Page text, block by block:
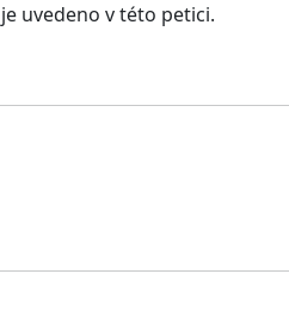
uvedeno v této petici.